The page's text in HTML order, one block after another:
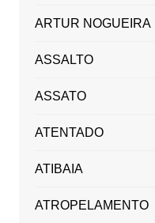
ARTUR NOGUEIRA
ASSALTO
ASSATO
ATENTADO
ATIBAIA
ATROPELAMENTO